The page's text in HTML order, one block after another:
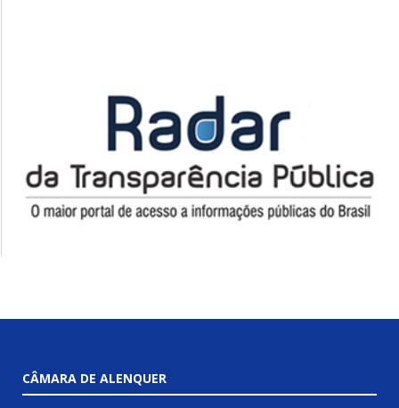
CÂMARA DE ALENQUER